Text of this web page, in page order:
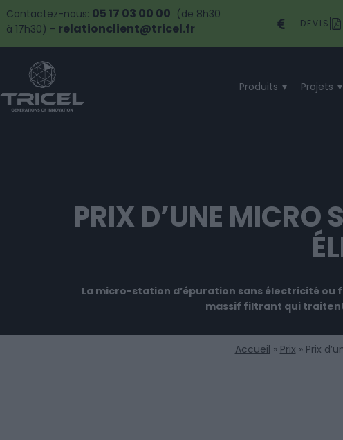
Contactez-nous: 05 17 03 00 00 (de 8h30
à 17h30) - relationclient@tricel.fr DEVIS
Produits Projets
PRIX D’UNE MICRO
La micro-station d’épuration sans électricité
massif filtrant qui
Accueil » Prix » Prix